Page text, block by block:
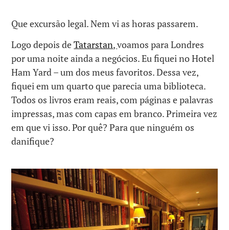
Que excursão legal. Nem vi as horas passarem.
Logo depois deTatarstan,voamos para Londres
por uma noite ainda a negócios. Eu fiquei no Hotel
Ham Yard – um dos meus favoritos. Dessa vez,
fiquei em um quarto que parecia uma biblioteca.
Todos os livros eram reais, com páginas e palavras
impressas, mas com capas em branco. Primeira vez
em que vi isso. Por quê? Para que ninguém os
danifique?